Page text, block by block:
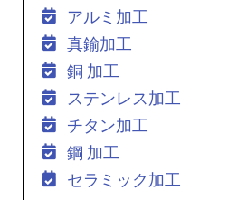
アルミ加工
真鍮加工
銅 加工
ステンレス加工
チタン加工
鋼 加工
セラミック加工